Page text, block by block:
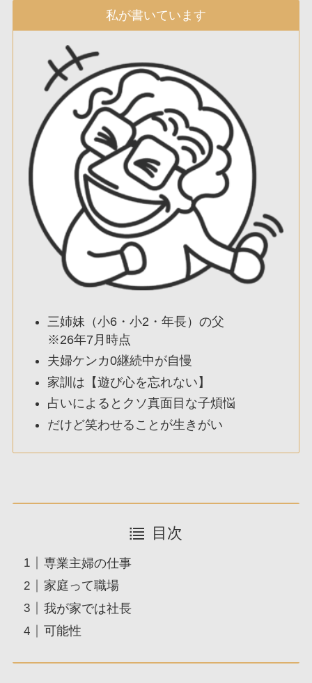
私が書いています
三姉妹（小6・小2・年長）の父
※26年7月時点
夫婦ケンカ0継続中が自慢
家訓は【遊び心を忘れない】
占いによるとクソ真面目な子煩悩
だけど笑わせることが生きがい
目次
専業主婦の仕事
家庭って職場
我が家では社長
可能性